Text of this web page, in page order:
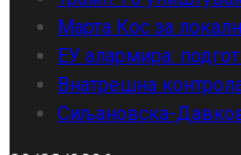
Марта Кос за
ЕУ алармира:
Внатрешна
Сиљановска-